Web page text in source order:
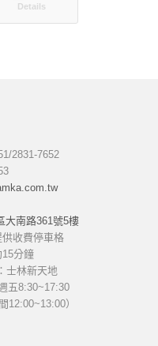
Details
2831-7652
大南路361號5樓
收費停車格
分鐘
士林新天地
五8:30~17:30
12:00~13:00）